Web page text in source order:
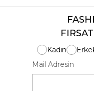
Kadın
Mail Adresin